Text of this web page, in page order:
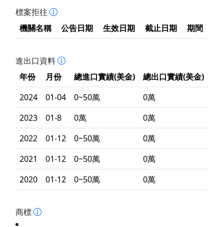
標案拒往
機關名稱
公告日期 生效日期 截止日期 期間
進出口資料
年份
月份 總進口實績(美金)
總出口實績(美金)
2024
01-04 0~50萬
0萬
2023
01-8 0萬
0萬
2022
01-12 0~50萬
0萬
2021
01-12 0~50萬
0萬
2020
01-12 0~50萬 0萬
商標